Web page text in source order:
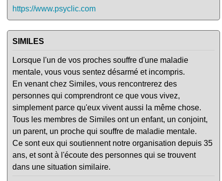
https://www.psyclic.com
SIMILES
Lorsque l'un de vos proches souffre d'une maladie
mentale, vous vous sentez désarmé et incompris.
En venant chez Similes, vous rencontrerez des
personnes qui comprendront ce que vous vivez,
simplement parce qu'eux vivent aussi la même chose.
Tous les membres de Similes ont un enfant, un conjoint,
un parent, un proche qui souffre de maladie mentale.
Ce sont eux qui soutiennent notre organisation depuis 35
ans, et sont à l'écoute des personnes qui se trouvent
dans une situation similaire.